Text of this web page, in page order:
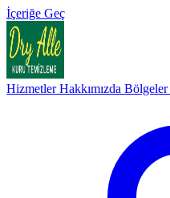
İçeriğe Geç
HizmetlerHakkımızda Bölgeler